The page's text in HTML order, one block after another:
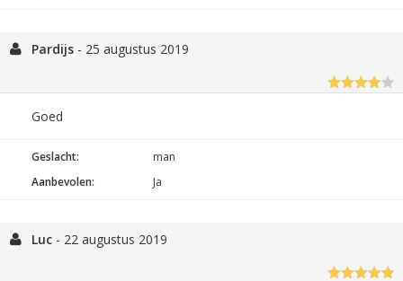
Pardijs - 25 augustus 2019
Goed
Geslacht:
man
Aanbevolen:
Ja
Luc - 22 augustus 2019